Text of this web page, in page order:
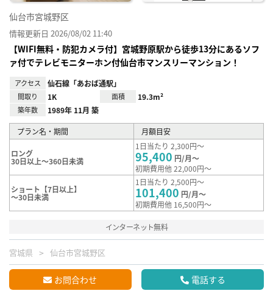
仙台市宮城野区
情報更新日 2026/08/02 11:40
【WIFI無料・防犯カメラ付】宮城野原駅から徒歩13分にあるソフ
ァ付でテレビモニターホン付仙台市マンスリーマンション！
アクセス 仙石線「あおば通駅」
間取り 1K 面積 19.3m²
築年数 1989年 11月 築
プラン名・期間 月額目安
ロング
30日以上～360日未満
1日当たり 2,300円～
95,400 円/月～
初期費用他 22,000円～
ショート【7日以上】
～30日未満
1日当たり 2,500円～
101,400 円/月～
初期費用他 16,500円～
インターネット無料
宮城県 仙台市宮城野区
お問合わせ 電話する